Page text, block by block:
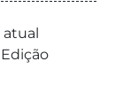
atual